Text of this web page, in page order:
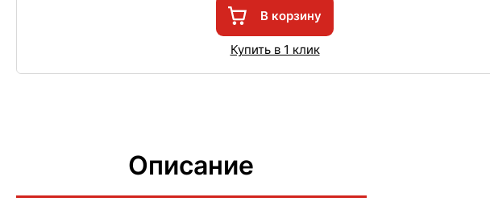
В корзину
Купить в 1 клик
Описание